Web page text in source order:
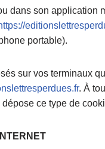
dans son application
portable).
sur vos terminaux
. À
dépose ce type de